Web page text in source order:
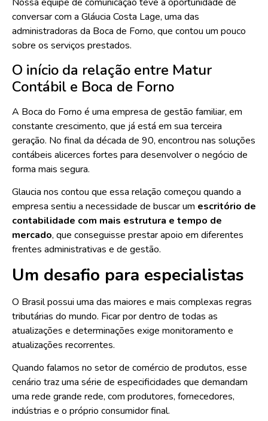
conversar com a Gláucia Costa Lage, uma das
administradoras da Boca de Forno, que contou um pouco
sobre os serviços prestados.
O início da relação entre Matur
Contábil e Boca de Forno
A Boca do Forno é uma empresa de gestão familiar, em
constante crescimento, que já está em sua terceira
geração. No final da década de 90, encontrou nas soluções
contábeis alicerces fortes para desenvolver o negócio de
forma mais segura.
Glaucia nos contou que essa relação começou quando a
empresa sentiu a necessidade de buscar um escritório de
contabilidade com mais estrutura e tempo de
mercado, que conseguisse prestar apoio em diferentes
frentes administrativas e de gestão.
Um desafio para especialistas
O Brasil possui uma das maiores e mais complexas regras
tributárias do mundo. Ficar por dentro de todas as
atualizações e determinações exige monitoramento e
atualizações recorrentes.
Quando falamos no setor de comércio de produtos, esse
cenário traz uma série de especificidades que demandam
uma rede grande rede, com produtores, fornecedores,
indústrias e o próprio consumidor final.